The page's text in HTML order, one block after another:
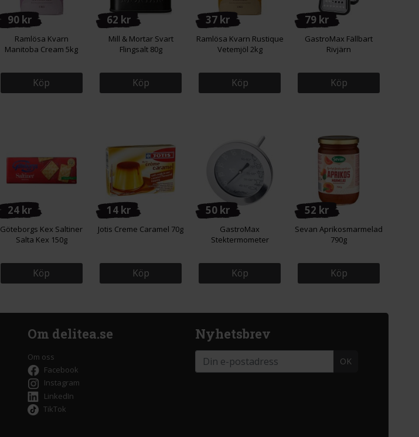
90 kr
Ramlösa Kvarn
Manitoba Cream 5kg
Köp
62 kr
Mill & Mortar Svart
Flingsalt 80g
Köp
37 kr
Ramlösa Kvarn Rustique
Vetemjöl 2kg
Köp
79 kr
GastroMax Fällbart
Rivjärn
Köp
24 kr
Göteborgs Kex Saltiner
Salta Kex 150g
Köp
14 kr
Jotis Creme Caramel 70g
Köp
50 kr
GastroMax
Stektermometer
Köp
52 kr
Sevan Aprikosmarmelad
790g
Köp
Om delitea.se
Om oss
Facebook
Instagram
LinkedIn
TikTok
Nyhetsbrev
OK